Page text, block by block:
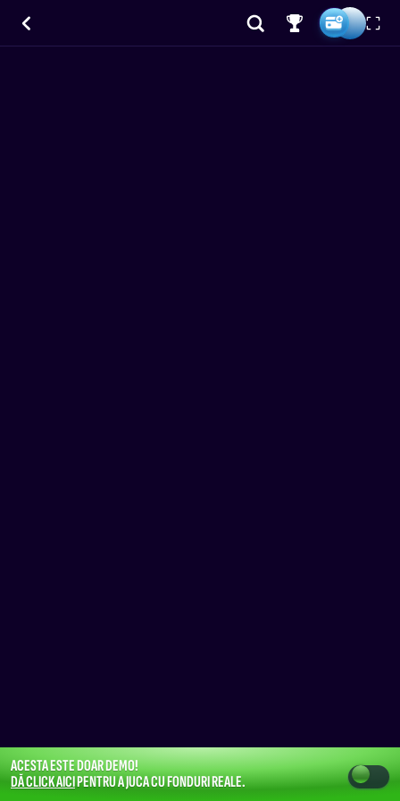
ACESTA ESTE DOAR DEMO!
DĂ CLICK AICIPENTRU A JUCA CU FONDURI REALE.